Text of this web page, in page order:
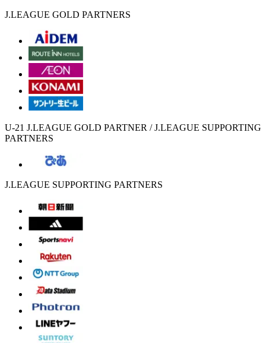
J.LEAGUE GOLD PARTNERS
U-21 J.LEAGUE GOLD PARTNER / J.LEAGUE SUPPORTING
PARTNERS
J.LEAGUE SUPPORTING PARTNERS